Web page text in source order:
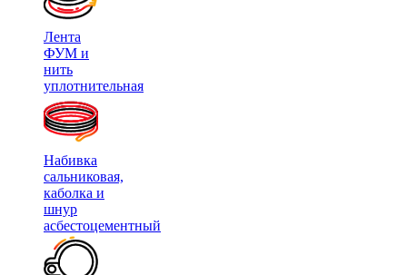
Лента
ФУМ и
нить
уплотнительная
Набивка
сальниковая,
каболка и
шнур
асбестоцементный